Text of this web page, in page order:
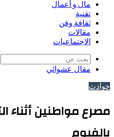
مال و أعمال
تقنية
ثقافة وفن
مقالات
الاجتماعيات
مقال عشوائي
حوادث
مصرع مواطنين أثناء